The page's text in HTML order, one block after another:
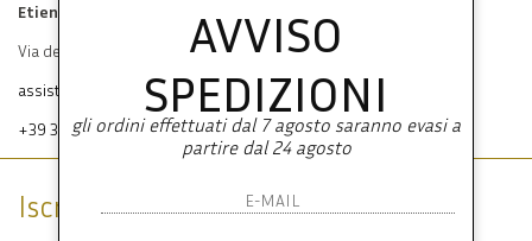
Etienne srl
Via dei Mille, 47 80121 Napoli
assistenza@etienneabbigliamento.com
+39 333 574 1398
Iscriviti alla newsletter
AVVISO
SPEDIZIONI
gli ordini effettuati dal 7 agosto saranno evasi a
partire dal 24 agosto